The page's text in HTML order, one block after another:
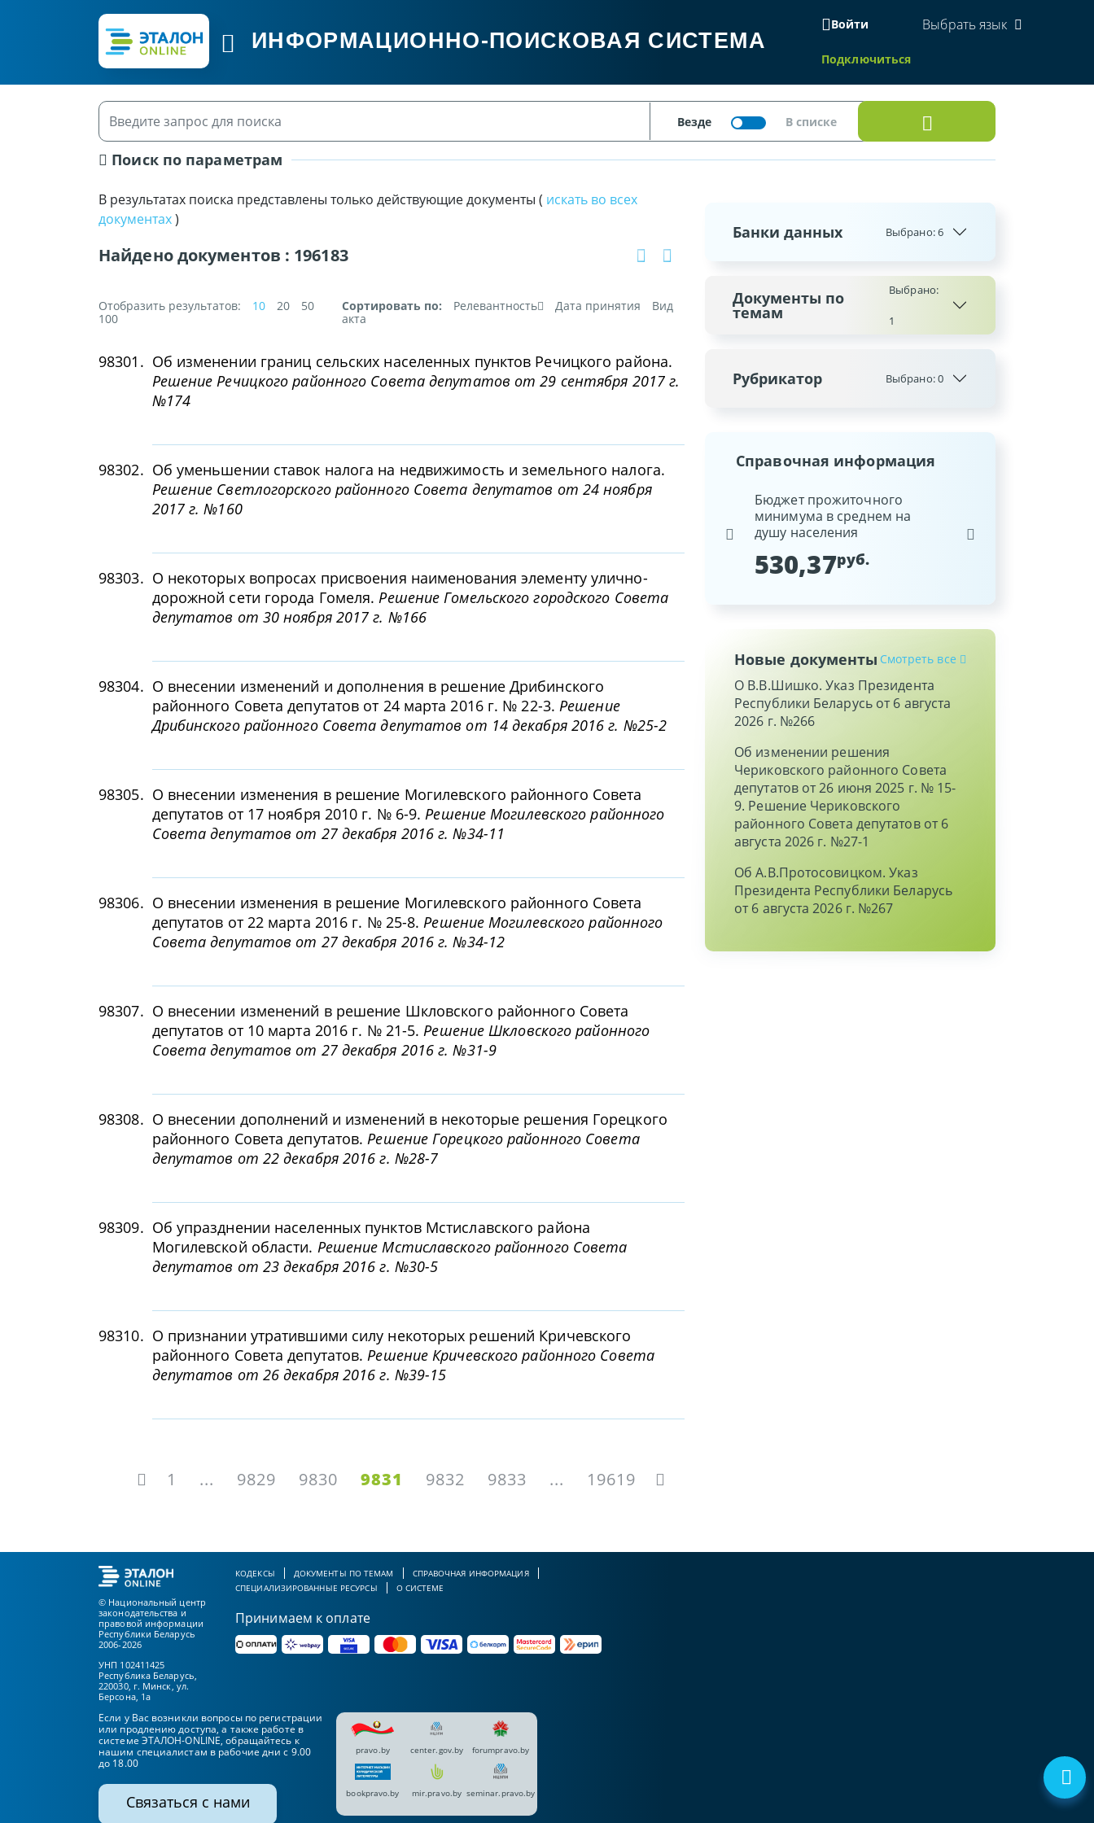
ИНФОРМАЦИОННО-ПОИСКОВАЯ СИСТЕМА
Войти
Подключиться
Выбрать язык
Поиск по параметрам
В результатах поиска представлены только действующие документы ( искать во всех
документах)
Найдено документов : 196183
Отобразить результатов: 10 20
50
100
Сортировать по: Релевантность Дата принятия
Вид
акта
98301. Об изменении границ сельских населенных пунктов Речицкого района.
Решение Речицкого районного Совета депутатов от 29 сентября 2017 г.
№174
98302. Об уменьшении ставок налога на недвижимость и земельного налога.
Решение Светлогорского районного Совета депутатов от 24 ноября
2017 г. №160
98303. О некоторых вопросах присвоения наименования элементу улично-
дорожной сети города Гомеля.Решение Гомельского городского Совета
депутатов от 30 ноября 2017 г. №166
98304. О внесении изменений и дополнения в решение Дрибинского
районного Совета депутатов от 24 марта 2016 г. № 22-3.Решение
Дрибинского районного Совета депутатов от 14 декабря 2016 г. №25-2
98305. О внесении изменения в решение Могилевского районного Совета
депутатов от 17 ноября 2010 г. № 6-9.Решение Могилевского районного
Совета депутатов от 27 декабря 2016 г. №34-11
98306. О внесении изменения в решение Могилевского районного Совета
депутатов от 22 марта 2016 г. № 25-8.Решение Могилевского районного
Совета депутатов от 27 декабря 2016 г. №34-12
98307. О внесении изменений в решение Шкловского районного Совета
депутатов от 10 марта 2016 г. № 21-5.Решение Шкловского районного
Совета депутатов от 27 декабря 2016 г. №31-9
98308. О внесении дополнений и изменений в некоторые решения Горецкого
районного Совета депутатов.Решение Горецкого районного Совета
депутатов от 22 декабря 2016 г. №28-7
98309. Об упразднении населенных пунктов Мстиславского района
Могилевской области. Решение Мстиславского районного Совета
депутатов от 23 декабря 2016 г. №30-5
98310. О признании утратившими силу некоторых решений Кричевского
районного Совета депутатов.Решение Кричевского районного Совета
депутатов от 26 декабря 2016 г. №39-15
1 ... 9829 9830 9831 9832 9833 ... 19619
Банки данных Выбрано:6
Документы по
темам
Выбрано:
1
Рубрикатор Выбрано:0
Справочная информация
Базовая арендная величина
Бюджет прожиточного
минимума в среднем на
душу населения
530,37руб.
Республики Беларусь
Новые документы Смотреть все
О В.В.Шишко. Указ Президента
Республики Беларусь от 6 августа
2026 г. №266
Об изменении решения
Чериковского районного Совета
депутатов от 26 июня 2025 г. № 15-
9. Решение Чериковского
районного Совета депутатов от 6
августа 2026 г. №27-1
Об А.В.Протосовицком. Указ
Президента Республики Беларусь
от 6 августа 2026 г. №267
© Национальный центр
законодательства и
правовой информации
Республики Беларусь
2006-2026
УНП 102411425
Республика Беларусь,
220030, г. Минск, ул.
Берсона, 1а
КОДЕКСЫ ДОКУМЕНТЫ ПО ТЕМАМ
СПРАВОЧНАЯ ИНФОРМАЦИЯ
СПЕЦИАЛИЗИРОВАННЫЕ РЕСУРСЫ
О СИСТЕМЕ
Принимаем к оплате
Если у Вас возникли вопросы по регистрации
или продлению доступа, а также работе в
системе ЭТАЛОН-ONLINE, обращайтесь к
нашим специалистам в рабочие дни с 9.00
до 18.00
Связаться с нами
pravo.by center.gov.by forumpravo.by
bookpravo.by mir.pravo.by seminar.pravo.by